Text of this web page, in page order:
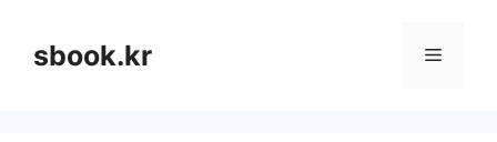
sbook.kr 메